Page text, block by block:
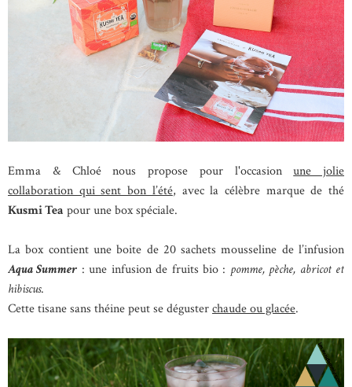
Emma & Chloé nous propose pour l'occasionune jolie
collaboration qui sent bon l’été, avec la célèbre marque de thé
Kusmi Tea pour une box spéciale.
La box contient une boite de 20 sachets mousseline de l’infusion
Aqua Summer : une infusion de fruits bio : pomme, pèche, abricot et
hibiscus.
Cette tisane sans théine peut se dégusterchaude ou glacée.